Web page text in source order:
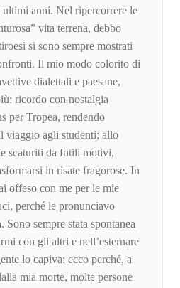
anni. Nel ripercorrere le
vita terrena, debbo
si sono sempre mostrati
Il mio modo colorito di
dialettali e paesane,
ricordo con nostalgia
per Tropea, rendendo
viaggio agli studenti; allo
scaturiti da futili motivi,
in risate fragorose. In
offeso con me per le mie
perché le pronunciavo
Sono sempre stata spontanea
con gli altri e nell’esternare
lo capiva: ecco perché, a
mia morte, molte persone